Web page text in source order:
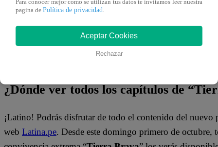
¿Dónde ver todos los capítulos de
¡Latino! Podrás disfrutar de todo el contenido del nuevo
web Latina.pe. Desde este domingo primero de
Para conocer mejor como se utilizan tus datos te invitamos leer nuestra
pagina de Política de privacidad
Aceptar Cookies
Rechazar